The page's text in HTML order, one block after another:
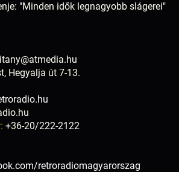
"Minden idők legnagyobb slágerei"
Hegyalja út 7-13.
+36-20/222-2122
retroradiomagyarorszag